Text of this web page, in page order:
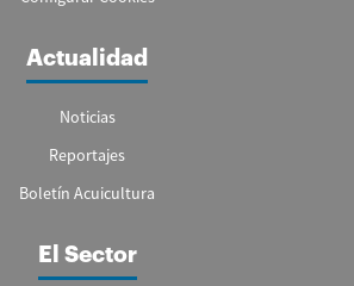
Actualidad
Noticias
Reportajes
Boletín Acuicultura
El Sector